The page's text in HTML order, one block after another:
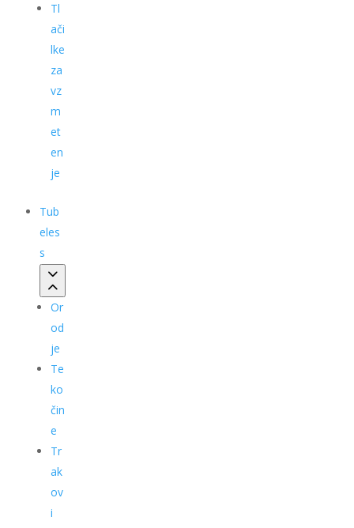
Tl
ači
lke
za
vz
m
et
en
je
Tub
eles
s
Or
od
je
Te
ko
čin
e
Tr
ak
ov
i